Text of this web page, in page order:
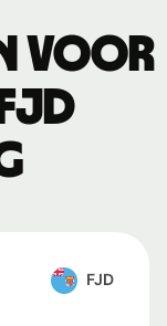
voor
FJD